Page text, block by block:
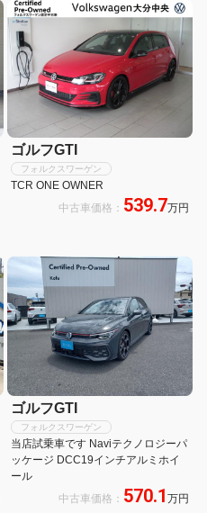
ルミホイール
ゴルフGTI
フォルクスワーゲン
TCR ONE OWNER
中古車価格： 539.7万円
ゴルフGTI
フォルクスワーゲン
当店試乗車です Naviテクノロジーパ
ッケージ DCC19インチアルミホイ
ール
中古車価格： 570.1 万円